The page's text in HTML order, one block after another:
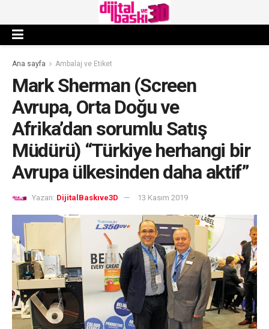
Ana sayfa Ambalaj ve Etiket
Mark Sherman (Screen
Avrupa, Orta Doğu ve
Afrika’dan sorumlu Satış
Müdürü) “Türkiye herhangi bir
Avrupa ülkesinden daha aktif”
Yazan: DijitalBaskıve3D 13 Kasım 2019